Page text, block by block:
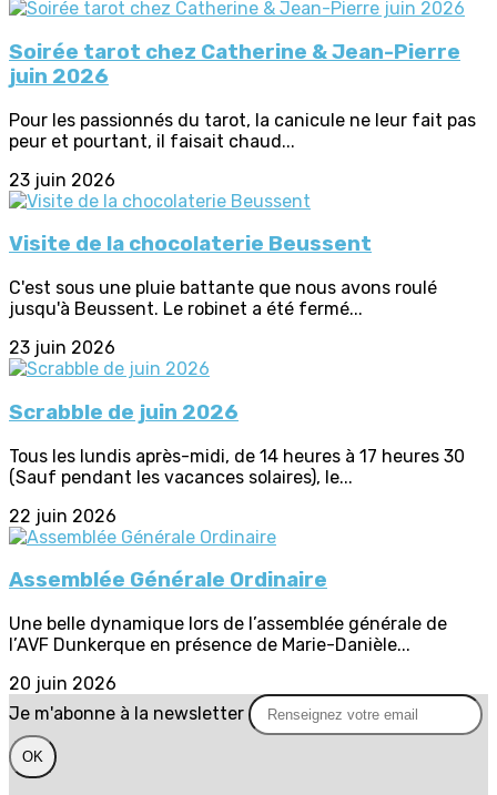
Soirée tarot chez Catherine & Jean-Pierre
juin 2026
Pour les passionnés du tarot, la canicule ne leur fait pas
peur et pourtant, il faisait chaud...
23 juin 2026
Visite de la chocolaterie Beussent
C'est sous une pluie battante que nous avons roulé
jusqu'à Beussent. Le robinet a été fermé...
23 juin 2026
Scrabble de juin 2026
Tous les lundis après-midi, de 14 heures à 17 heures 30
(Sauf pendant les vacances solaires), le...
22 juin 2026
Assemblée Générale Ordinaire
Une belle dynamique lors de l’assemblée générale de
l’AVF Dunkerque en présence de Marie-Danièle...
20 juin 2026
Je m'abonne à la newsletter
OK